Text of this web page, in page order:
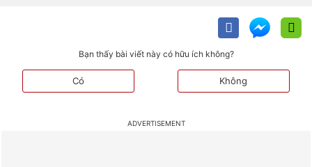
Bạn thấy bài viết này có hữu ích không?
Có Không